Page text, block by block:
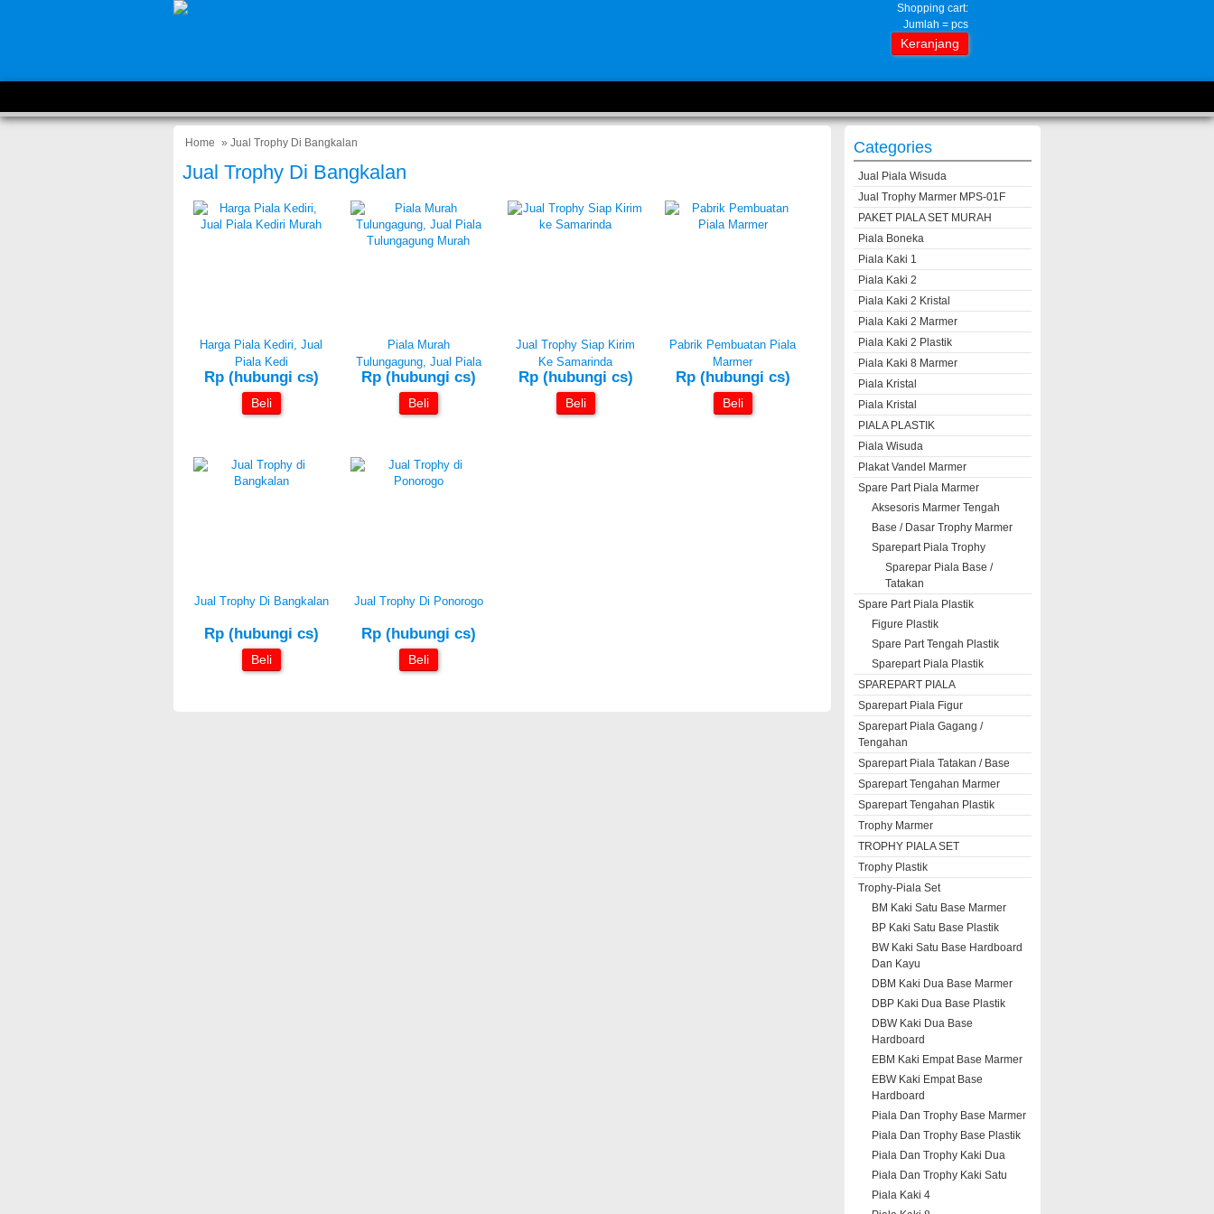
Shopping cart:
Jumlah = pcs
Keranjang
Home » Jual Trophy Di Bangkalan
Jual Trophy Di Bangkalan
Harga Piala Kediri, Jual
Piala Kedi
Rp (hubungi cs)
Beli
Piala Murah
Tulungagung, Jual Piala
Rp (hubungi cs)
Beli
Jual Trophy Siap Kirim
Ke Samarinda
Rp (hubungi cs)
Beli
Pabrik Pembuatan Piala
Marmer
Rp (hubungi cs)
Beli
Jual Trophy Di Bangkalan
Rp (hubungi cs)
Beli
Jual Trophy Di Ponorogo
Rp (hubungi cs)
Beli
Categories
Jual Piala Wisuda
Jual Trophy Marmer MPS-01F
PAKET PIALA SET MURAH
Piala Boneka
Piala Kaki 1
Piala Kaki 2
Piala Kaki 2 Kristal
Piala Kaki 2 Marmer
Piala Kaki 2 Plastik
Piala Kaki 8 Marmer
Piala Kristal
Piala Kristal
PIALA PLASTIK
Piala Wisuda
Plakat Vandel Marmer
Spare Part Piala Marmer
Aksesoris Marmer Tengah
Base / Dasar Trophy Marmer
Sparepart Piala Trophy
Sparepar Piala Base /
Tatakan
Spare Part Piala Plastik
Figure Plastik
Spare Part Tengah Plastik
Sparepart Piala Plastik
SPAREPART PIALA
Sparepart Piala Figur
Sparepart Piala Gagang /
Tengahan
Sparepart Piala Tatakan / Base
Sparepart Tengahan Marmer
Sparepart Tengahan Plastik
Trophy Marmer
TROPHY PIALA SET
Trophy Plastik
Trophy-Piala Set
BM Kaki Satu Base Marmer
BP Kaki Satu Base Plastik
BW Kaki Satu Base Hardboard
Dan Kayu
DBM Kaki Dua Base Marmer
DBP Kaki Dua Base Plastik
DBW Kaki Dua Base
Hardboard
EBM Kaki Empat Base Marmer
EBW Kaki Empat Base
Hardboard
Piala Dan Trophy Base Marmer
Piala Dan Trophy Base Plastik
Piala Dan Trophy Kaki Dua
Piala Dan Trophy Kaki Satu
Piala Kaki 4